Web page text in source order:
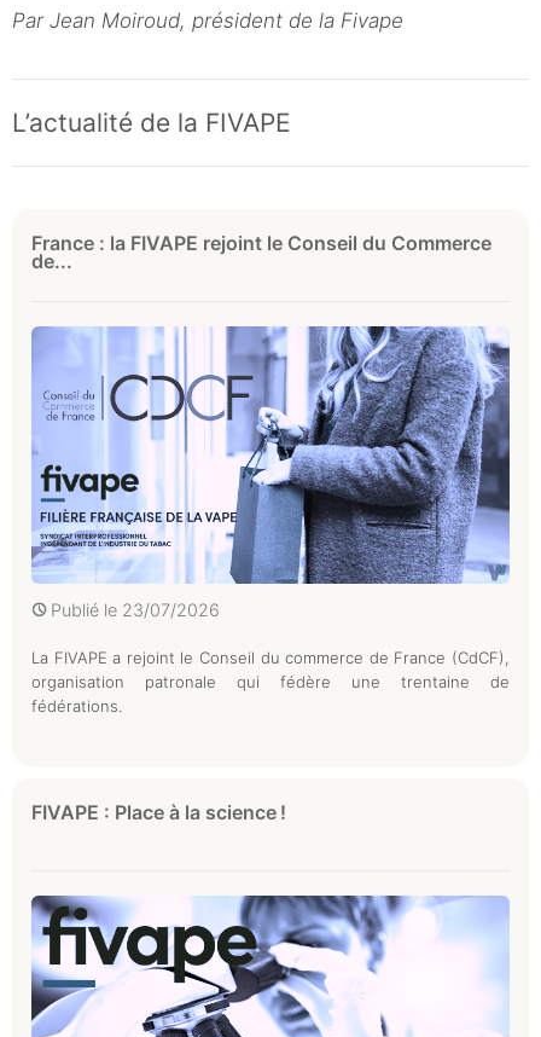
Par Jean Moiroud, président de la Fivape
L’actualité de la FIVAPE
France : la FIVAPE rejoint le Conseil du Commerce
de...
Publié le 23/07/2026
La FIVAPE a rejoint le Conseil du commerce de France (CdCF),
organisation patronale qui fédère une trentaine de
fédérations.
FIVAPE : Place à la science !